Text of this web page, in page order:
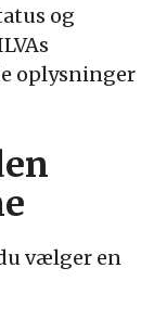
og
oplysninger
vælger en